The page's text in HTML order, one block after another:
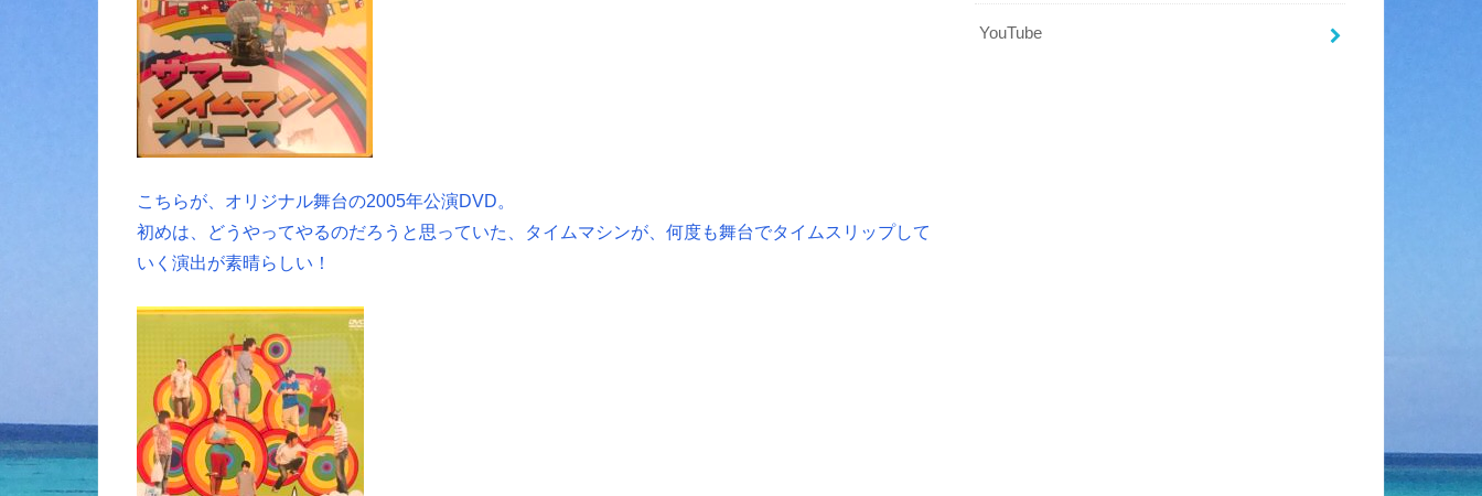
こちらが、オリジナル舞台の2005年公演DVD。
初めは、どうやってやるのだろうと思っていた、タイムマシンが、何度も舞台でタイムスリップして
いく演出が素晴らしい！
YouTube